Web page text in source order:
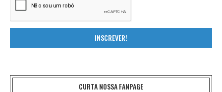
INSCREVER!
CURTA NOSSA FANPAGE